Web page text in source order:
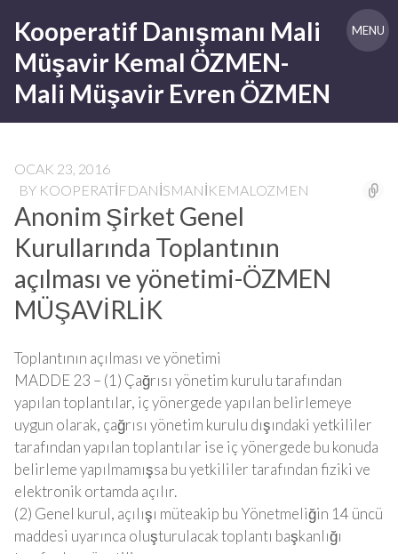
content
Kooperatif Danışmanı Mali
Müşavir Kemal ÖZMEN-
Mali Müşavir Evren ÖZMEN
MENU
OCAK 23, 2016
BY KOOPERATIFDANISMANIKEMALOZMEN
Anonim Şirket Genel
Kurullarında Toplantının
açılması ve yönetimi-ÖZMEN
MÜŞAVİRLİK
Toplantının açılması ve yönetimi
MADDE 23 – (1) Çağrısı yönetim kurulu tarafından
yapılan toplantılar, iç yönergede yapılan belirlemeye
uygun olarak, çağrısı yönetim kurulu dışındaki yetkililer
tarafından yapılan toplantılar ise iç yönergede bu konuda
belirleme yapılmamışsa bu yetkililer tarafından fiziki ve
elektronik ortamda açılır.
(2) Genel kurul, açılışı müteakip bu Yönetmeliğin 14 üncü
maddesi uyarınca oluşturulacak toplantı başkanlığı